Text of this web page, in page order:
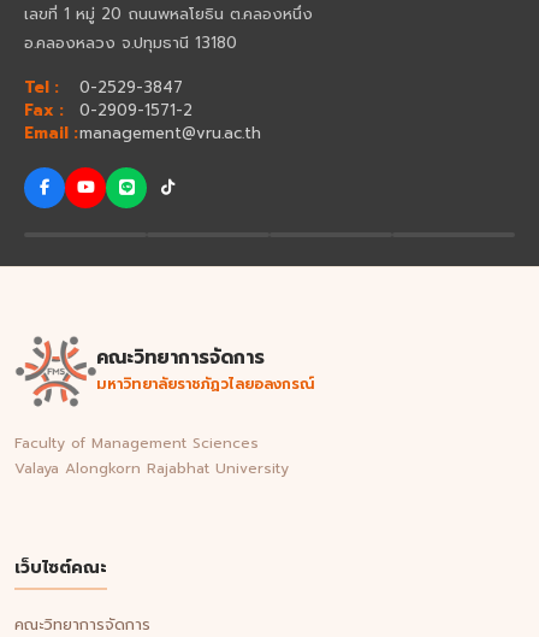
เลขที่ 1 หมู่ 20 ถนนพหลโยธิน ต.คลองหนึ่ง
อ.คลองหลวง จ.ปทุมธานี 13180
Tel :
0-2529-3847
Fax :
0-2909-1571-2
Email :management@vru.ac.th
คณะวิทยาการจัดการ
มหาวิทยาลัยราชภัฏวไลยอลงกรณ์
Faculty of Management Sciences
Valaya Alongkorn Rajabhat University
เว็บไซต์คณะ
คณะวิทยาการจัดการ